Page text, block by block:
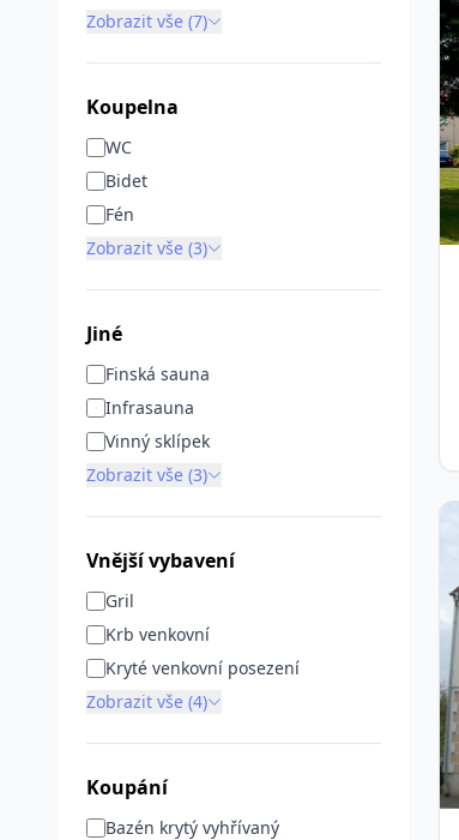
Zobrazit vše (7)
Koupelna
WC
Bidet
Fén
Zobrazit vše (3)
Jiné
Finská sauna
Infrasauna
Vinný sklípek
Zobrazit vše (3)
Vnější vybavení
Gril
Krb venkovní
Kryté venkovní posezení
Zobrazit vše (4)
Koupání
Bazén krytý vyhřívaný